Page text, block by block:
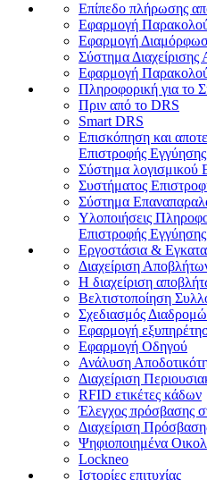
Επίπεδο πλήρωσης
Εφαρμογή
Εφαρμογή
Σύστημα
Εφαρμογή
Πληροφορική για το
Πριν από το DRS
Smart DRS
Επισκόπηση και
Επιστροφής
Σύστημα λογισμικού
Συστήματος
Σύστημα
Υλοποιήσεις
Επιστροφής Εγγύησης
Εργοστάσια &
Διαχείριση
Η διαχείριση
Βελτιστοποίηση
Σχεδιασμός
Εφαρμογή
Εφαρμογή Οδηγού
Ανάλυση
Διαχείριση
RFID ετικέτες κάδων
Έλεγχος πρόσβασης
Διαχείριση
Ψηφιοποιημένα
Lockneo
Ιστορίες επιτυχίας